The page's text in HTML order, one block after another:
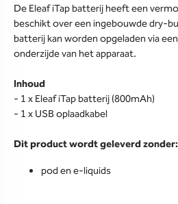
De Eleaf iTap batterij heeft een
beschikt over een ingebouwde dry-
batterij kan worden opgeladen via
onderzijde van het apparaat.
Inhoud
- 1 x Eleaf iTap batterij (800mAh)
- 1 x USB oplaadkabel
Dit product wordt geleverd zonder:
pod en e-liquids